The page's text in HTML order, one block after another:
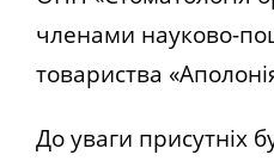
членами науково-
товариства
До уваги присутніх